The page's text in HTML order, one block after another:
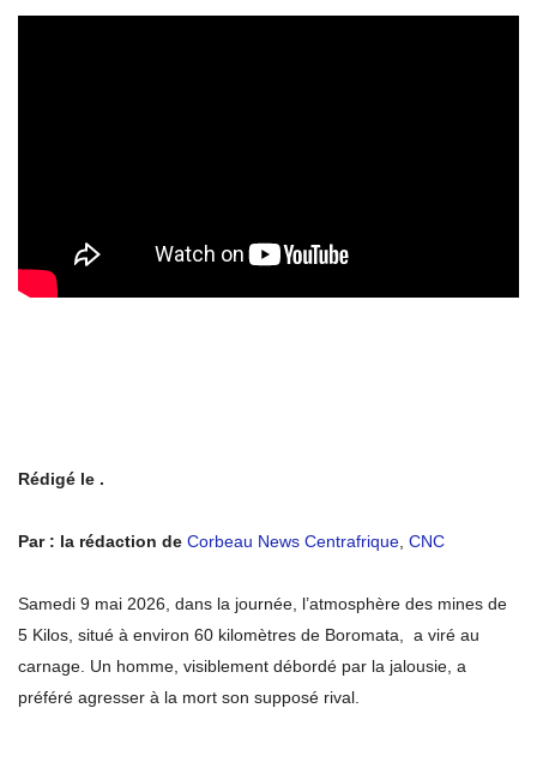
Rédigé le .
Par : la rédaction de Corbeau News Centrafrique, CNC
Samedi 9 mai 2026, dans la journée, l’atmosphère des mines de
5 Kilos, situé à environ 60 kilomètres de Boromata, a viré au
carnage. Un homme, visiblement débordé par la jalousie, a
préféré agresser à la mort son supposé rival.